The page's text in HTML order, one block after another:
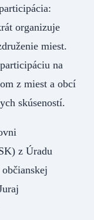
organizuje
miest.
na
z miest a obcí
skúseností.
z Úradu